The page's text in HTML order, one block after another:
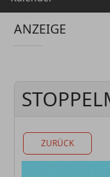
ANZEIGE
ZURÜCK